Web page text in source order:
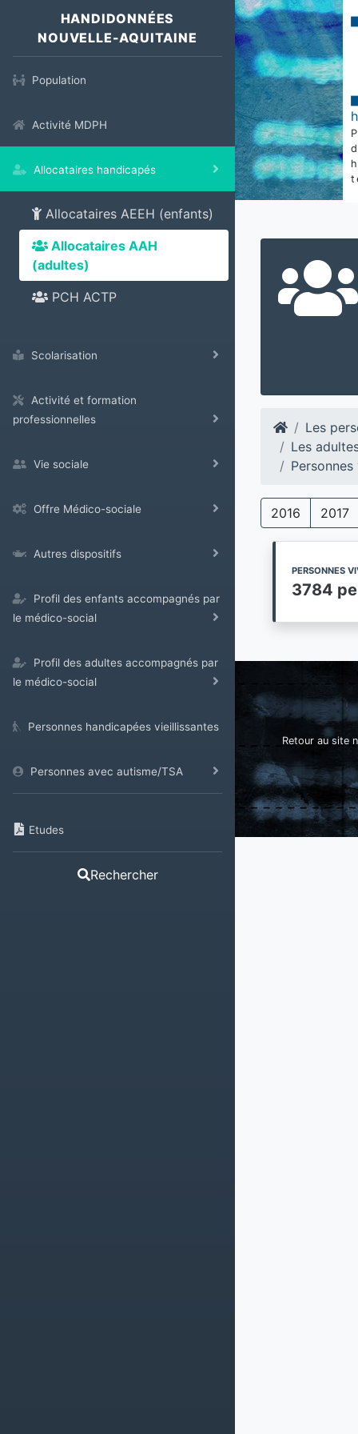
HANDIDONNÉES
NOUVELLE-AQUITAINE
Population
Activité MDPH
Allocataires handicapés
Allocataires AEEH (enfants)
Allocataires AAH
(adultes)
PCH ACTP
Scolarisation
Activité et formation
professionnelles
Vie sociale
Offre Médico-sociale
Autres dispositifs
Profil des enfants accompagnés par
le médico-social
Profil des adultes accompagnés par
le médico-social
Personnes handicapées vieillissantes
Personnes avec autisme/TSA
Etudes
Rechercher
Les
Les
2016 2017
PERSONNES
3784
Retour au site